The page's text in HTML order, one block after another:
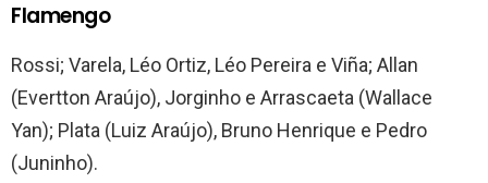
Flamengo
Rossi; Varela, Léo Ortiz, Léo Pereira e Viña; Allan
(Evertton Araújo), Jorginho e Arrascaeta (Wallace
Yan); Plata (Luiz Araújo), Bruno Henrique e Pedro
(Juninho).